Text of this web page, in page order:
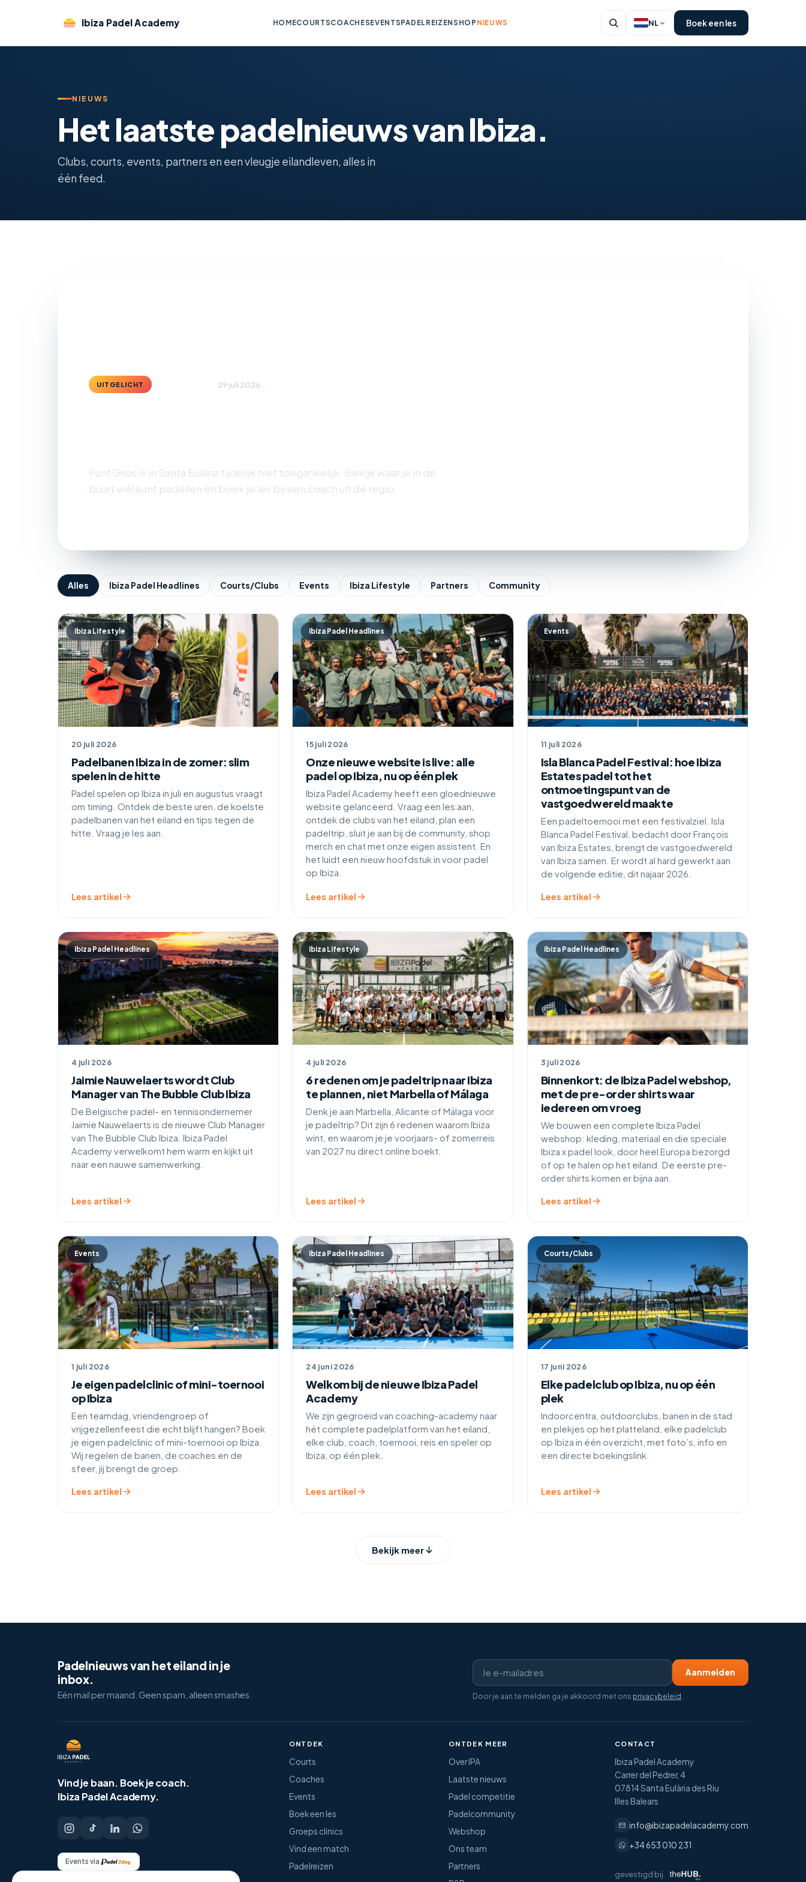
Ibiza Padel Academy HOMECOURTSCOACHESEVENTSPADELREIZENSHOP NIEUWS NL Boek een les
NIEUWS
Het laatste padelnieuws van Ibiza.
Clubs, courts, events, partners en een vleugje eilandleven, alles in
één feed.
UITGELICHT 29 juli 2026
Punt Groc is in Santa Eulària tijdelijk niet toegankelijk. Bekijk waar je in de
buurt wél kunt padellen en boek je les bij een coach uit de regio.
Alles Ibiza Padel Headlines Courts/Clubs Events Ibiza Lifestyle Partners Community
Ibiza Lifestyle
20 juli 2026
Padelbanen Ibiza in de zomer: slim
spelen in de hitte
Padel spelen op Ibiza in juli en augustus vraagt
om timing. Ontdek de beste uren, de koelste
padelbanen van het eiland en tips tegen de
hitte. Vraag je les aan.
Lees artikel
Ibiza Padel Headlines
15 juli 2026
Onze nieuwe website is live: alle
padel op Ibiza, nu op één plek
Ibiza Padel Academy heeft een gloednieuwe
website gelanceerd. Vraag een les aan,
ontdek de clubs van het eiland, plan een
padeltrip, sluit je aan bij de community, shop
merch en chat met onze eigen assistent. En
het luidt een nieuw hoofdstuk in voor padel
op Ibiza.
Lees artikel
Events
11 juli 2026
Isla Blanca Padel Festival: hoe Ibiza
Estates padel tot het
ontmoetingspunt van de
vastgoedwereld maakte
Een padeltoernooi met een festivalziel. Isla
Blanca Padel Festival, bedacht door François
van Ibiza Estates, brengt de vastgoedwereld
van Ibiza samen. Er wordt al hard gewerkt aan
de volgende editie, dit najaar 2026.
Lees artikel
Ibiza Padel Headlines
4 juli 2026
Jaimie Nauwelaerts wordt Club
Manager van The Bubble Club Ibiza
De Belgische padel- en tennisondernemer
Jaimie Nauwelaerts is de nieuwe Club Manager
van The Bubble Club Ibiza. Ibiza Padel
Academy verwelkomt hem warm en kijkt uit
naar een nauwe samenwerking.
Lees artikel
Ibiza Lifestyle
4 juli 2026
6 redenen om je padeltrip naar Ibiza
te plannen, niet Marbella of Málaga
Denk je aan Marbella, Alicante of Málaga voor
je padeltrip? Dit zijn 6 redenen waarom Ibiza
wint, en waarom je je voorjaars- of zomerreis
van 2027 nu direct online boekt.
Lees artikel
Ibiza Padel Headlines
3 juli 2026
Binnenkort: de Ibiza Padel webshop,
met de pre-order shirts waar
iedereen om vroeg
We bouwen een complete Ibiza Padel
webshop: kleding, materiaal en die speciale
Ibiza x padel look, door heel Europa bezorgd
of op te halen op het eiland. De eerste pre-
order shirts komen er bijna aan.
Lees artikel
Events
1 juli 2026
Je eigen padelclinic of mini-toernooi
op Ibiza
Een teamdag, vriendengroep of
vrijgezellenfeest die echt blijft hangen? Boek
je eigen padelclinic of mini-toernooi op Ibiza.
Wij regelen de banen, de coaches en de
sfeer, jij brengt de groep.
Lees artikel
Ibiza Padel Headlines
24 juni 2026
Welkom bij de nieuwe Ibiza Padel
Academy
We zijn gegroeid van coaching-academy naar
hét complete padelplatform van het eiland,
elke club, coach, toernooi, reis en speler op
Ibiza, op één plek.
Lees artikel
Courts/Clubs
17 juni 2026
Elke padelclub op Ibiza, nu op één
plek
Indoorcentra, outdoorclubs, banen in de stad
en plekjes op het platteland, elke padelclub
op Ibiza in één overzicht, met foto’s, info en
een directe boekingslink.
Lees artikel
Bekijk meer
Padelnieuws van het eiland in je
inbox.
Eén mail per maand. Geen spam, alleen smashes.
Aanmelden
Door je aan te melden ga je akkoord met ons privacybeleid
Vind je baan. Boek je coach.
Ibiza Padel Academy.
Events via
ONTDEK
Courts
Coaches
Events
Boek een les
Groeps clinics
Vind een match
Padelreizen
ONTDEK MEER
Over IPA
Laatste nieuws
Padel competitie
Padelcommunity
Webshop
Ons team
Partners
CONTACT
Ibiza Padel Academy
Carrer del Pedrer, 4
07814 Santa Eulària des Riu
Illes Balears
info@ibizapadelacademy.com
+34 653 010 231
gevestigd bij